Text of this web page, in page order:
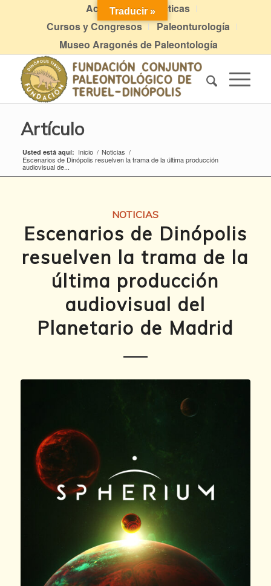
Actividades didácticas
Cursos y Congresos
Paleonturología
Museo Aragonés de Paleontología
Artículo
Usted está aquí: Inicio / Noticias /
Escenarios de Dinópolis resuelven la trama de la última producción
audiovisual de...
NOTICIAS
Escenarios de Dinópolis
resuelven la trama de la
última producción
audiovisual del
Planetario de Madrid
Traducir »